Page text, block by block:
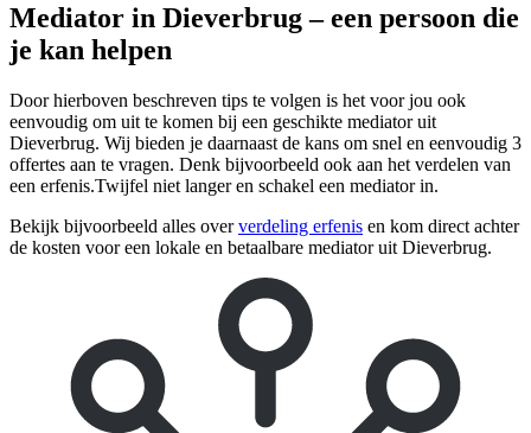
Mediator in Dieverbrug – een persoon die
je kan helpen
Door hierboven beschreven tips te volgen is het voor jou ook
eenvoudig om uit te komen bij een geschikte mediator uit
Dieverbrug. Wij bieden je daarnaast de kans om snel en eenvoudig 3
offertes aan te vragen. Denk bijvoorbeeld ook aan het verdelen van
een erfenis.Twijfel niet langer en schakel een mediator in.
Bekijk bijvoorbeeld alles oververdeling erfenis en kom direct achter
de kosten voor een lokale en betaalbare mediator uit Dieverbrug.